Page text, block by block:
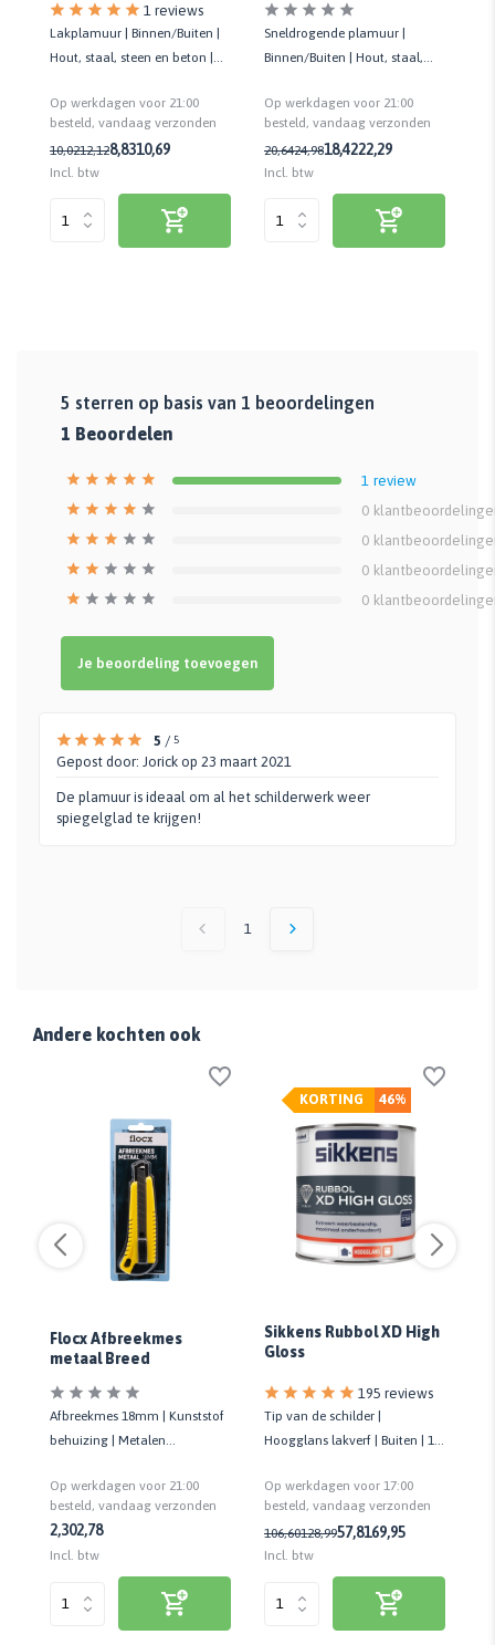
1 reviews
Lakplamuur | Binnen/Buiten |
Hout, staal, steen en beton |
mm
Op werkdagen voor 21:00
besteld, vandaag verzonden
10,0212,128,8310,69
Incl. btw
Sneldrogende plamuur |
Binnen/Buiten | Hout, staal,
800 GR
Op werkdagen voor 21:00
besteld, vandaag verzonden
20,6424,9818,4222,29
Incl. btw
5 sterren op basis van 1 beoordelingen
1 Beoordelen
1 review
0
0
0
0
Je beoordeling toevoegen
5 / 5
Gepost door: Jorick op 23 maart 2021
De plamuur is ideaal om al het schilderwerk weer
spiegelglad te krijgen!
1
Andere kochten ook
Flocx Afbreekmes
metaal Breed
Afbreekmes 18mm | Kunststof
behuizing | Metalen
veiligheidsslot
Op werkdagen voor 21:00
besteld, vandaag verzonden
2,302,78
Incl. btw
46%
KORTING
Sikkens Rubbol XD High
Gloss
195 reviews
Tip van de schilder |
Hoogglans lakverf | Buiten | 10
Op werkdagen voor 17:00
besteld, vandaag verzonden
106,60128,9957,8169,95
Incl. btw